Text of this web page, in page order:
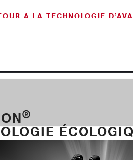
À LA TECHNOLOGIE
®